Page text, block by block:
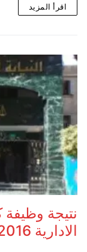
اقرأ المزيد
نتيجة وظيفة
الادارية 2016 و موعد تقديم التظلمات